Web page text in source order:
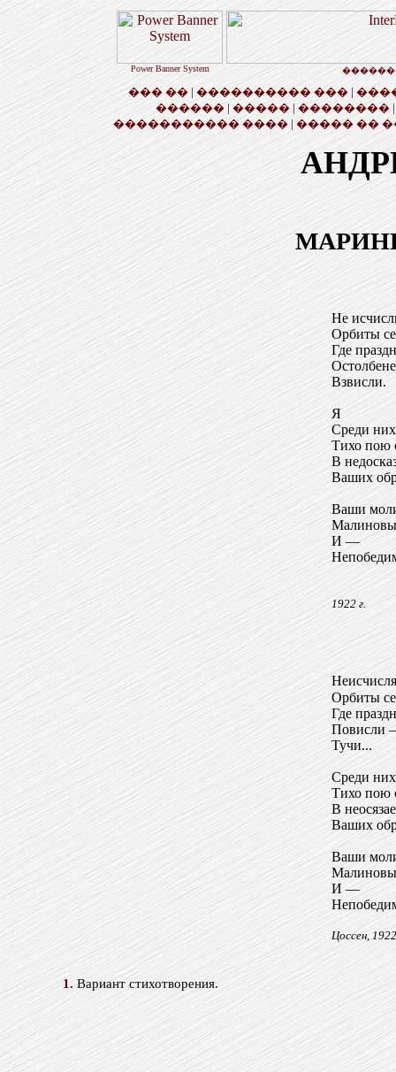
Power Banner System
��� ��| ���������� ���|
������|�����| ��������
����������� ���� | ����� ��
Не
Орбиты
Где
Взвисли.
Я
Среди них
Тихо пою
В
Ваших
Ваши
И —
1922 г.
Орбиты
Где
Повисли
Тучи...
Среди
Тихо пою
В
Ваших
Ваши
И —
Цоссен, 1922
1.Вариант стихотворения.